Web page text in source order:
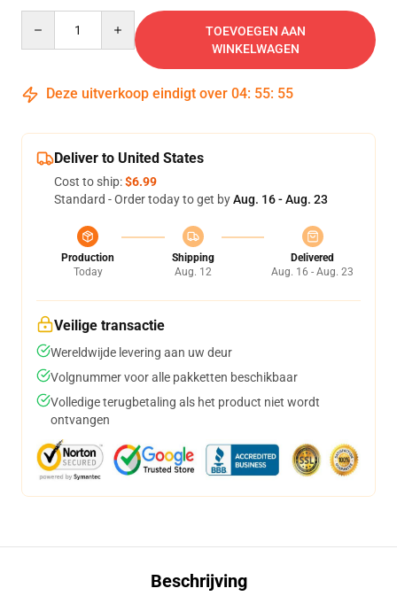
TOEVOEGEN AAN
WINKELWAGEN
Deze uitverkoop eindigt over 04: 55: 54
Deliver to United States
Cost to ship:$6.99
Standard - Order today to get byAug. 16 - Aug. 23
Production
Today
Shipping
Aug. 12
Delivered
Aug. 16 - Aug. 23
Veilige transactie
Wereldwijde levering aan uw deur
Volgnummer voor alle pakketten beschikbaar
Volledige terugbetaling als het product niet wordt
ontvangen
Beschrijving